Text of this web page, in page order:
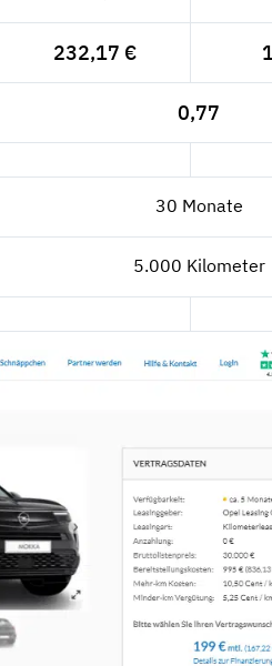
232,17 €
0,77
30 Monate
5.000 Kilometer